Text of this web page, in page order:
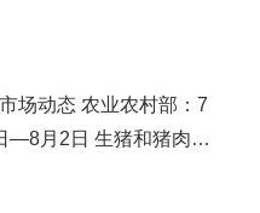
场动态 农业农村部：7
—8月2日 生猪和猪肉价